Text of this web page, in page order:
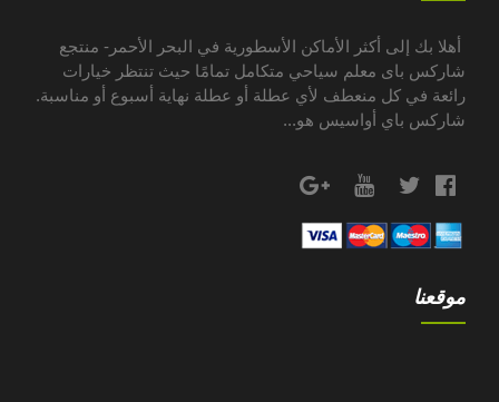
أهلا بك إلى أكثر الأماكن الأسطورية في البحر الأحمر- منتجع
شاركس باى معلم سياحي متكامل تمامًا حيث تنتظر خيارات
رائعة في كل منعطف لأي عطلة أو عطلة نهاية أسبوع أو مناسبة.
شاركس باي أواسيس هو...
موقعنا